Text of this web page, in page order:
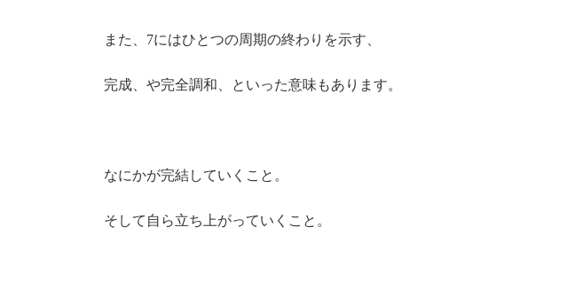
また、7にはひとつの周期の終わりを示す、
完成、や完全調和、といった意味もあります。
なにかが完結していくこと。
そして自ら立ち上がっていくこと。